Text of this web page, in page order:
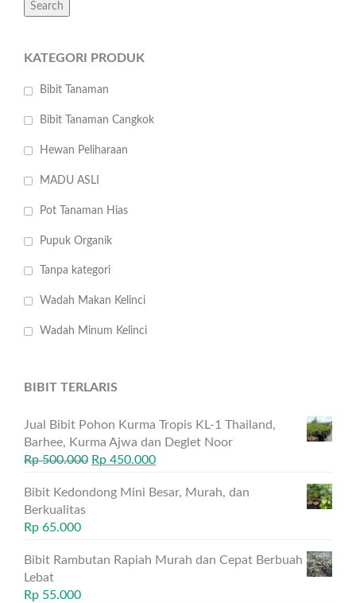
Search
KATEGORI PRODUK
Bibit Tanaman
Bibit Tanaman Cangkok
Hewan Peliharaan
MADU ASLI
Pot Tanaman Hias
Pupuk Organik
Tanpa kategori
Wadah Makan Kelinci
Wadah Minum Kelinci
BIBIT TERLARIS
Jual Bibit Pohon Kurma Tropis KL-1 Thailand,
Barhee, Kurma Ajwa dan Deglet Noor
Rp500.000 Rp 450.000
Bibit Kedondong Mini Besar, Murah, dan
Berkualitas
Rp 65.000
Bibit Rambutan Rapiah Murah dan Cepat Berbuah
Lebat
Rp 55.000